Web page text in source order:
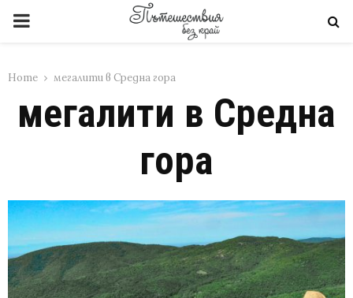
PRIMARY
Home мегалити в Средна гора
мегалити в Средна
гора